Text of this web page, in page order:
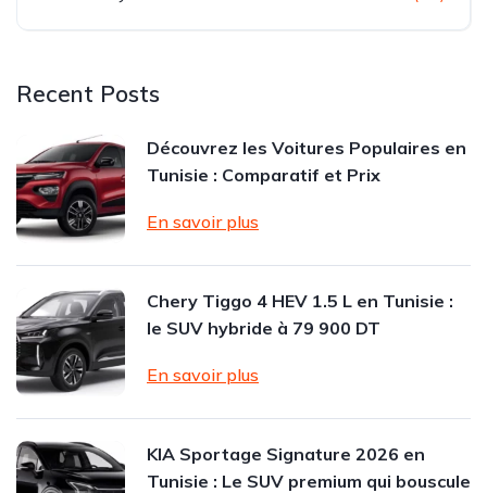
Recent Posts
Découvrez les Voitures Populaires en
Tunisie : Comparatif et Prix
En savoir plus
Chery Tiggo 4 HEV 1.5 L en Tunisie :
le SUV hybride à 79 900 DT
En savoir plus
KIA Sportage Signature 2026 en
Tunisie : Le SUV premium qui bouscule